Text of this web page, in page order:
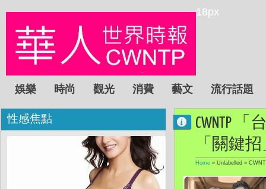
18px
娛樂 時尚 觀光 消費 藝文 流行話題
CWNTP
「關鍵
Home » Unlabelled »
性感焦點